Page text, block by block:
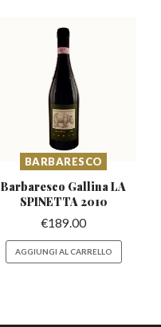
BARBARESCO
Barbaresco GallinaLA
SPINETTA 2010
€189.00
AGGIUNGI AL CARRELLO